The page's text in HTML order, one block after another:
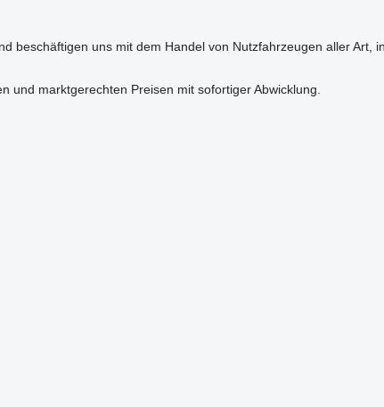
beschäftigen uns mit dem Handel von Nutzfahrzeugen aller Art,
und marktgerechten Preisen mit sofortiger Abwicklung.